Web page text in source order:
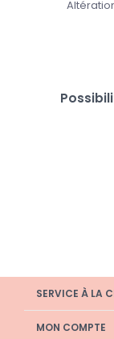
SERVICE À LA
MON COMPTE